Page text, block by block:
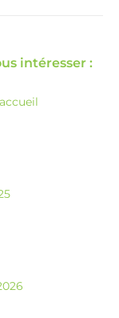
intéresser :